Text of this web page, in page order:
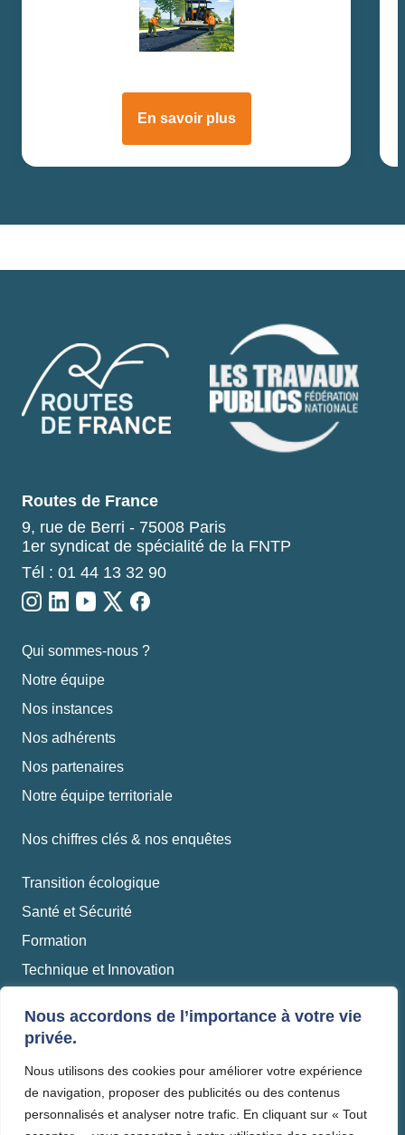
Nous accordons de l’importance à votre vie
privée.
Nous utilisons des cookies pour améliorer votre expérience
de navigation, proposer des publicités ou des contenus
personnalisés et analyser notre trafic. En cliquant sur « Tout
En savoir plus
Routes de France
9, rue de Berri - 75008 Paris
1er syndicat de spécialité de la FNTP
Tél : 01 44 13 32 90
Qui sommes-nous ?
Notre équipe
Nos instances
Nos adhérents
Nos partenaires
Notre équipe territoriale
Nos chiffres clés & nos enquêtes
Transition écologique
Santé et Sécurité
Formation
Technique et Innovation
Production industrielle
Travaux
Matériaux et recyclage
Mentions légales